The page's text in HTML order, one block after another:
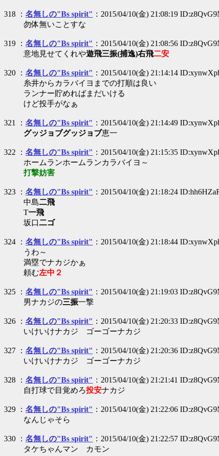
318 ： 名無しの"Bs spirit" ：2015/04/10(金) 21:08:19
勿体無いことすな
319 ： 名無しの"Bs spirit" ：2015/04/10(金) 21:08:56
意地見せてくれや遊飛三振(捕逸)右飛二安
320 ： 名無しの"Bs spirit" ：2015/04/10(金) 21:14:14
糸井からカラバイヨまでの打順は良い
ランナー貯めればまだいける
けど投手がなぁ
321 ： 名無しの"Bs spirit" ：2015/04/10(金) 21:14:49
グッジョブグッジョブ恵一
322 ： 名無しの"Bs spirit" ：2015/04/10(金) 21:15:35
ホームランホームランカラバイヨ～
打撃妨害
323 ： 名無しの"Bs spirit" ：2015/04/10(金) 21:18:24
中島二飛
T一飛
坂口二ゴ
324 ： 名無しの"Bs spirit" ：2015/04/10(金) 21:18:44
うわ～
満塁でナカジかぁ
頼む左中２
325 ： 名無しの"Bs spirit" ：2015/04/10(金) 21:19:03
男ナカジの三振一撃
326 ： 名無しの"Bs spirit" ：2015/04/10(金) 21:20:33
いけいけナカジ ゴーゴーナカジ
327 ： 名無しの"Bs spirit" ：2015/04/10(金) 21:20:36
いけいけナカジ ゴーゴーナカジ
328 ： 名無しの"Bs spirit" ：2015/04/10(金) 21:21:41
自打球で目覚めろ投安ナカジ
329 ： 名無しの"Bs spirit" ：2015/04/10(金) 21:22:06
なんじゃそら
330 ： 名無しの"Bs spirit" ：2015/04/10(金) 21:22:57
タケちゃんマン カモン